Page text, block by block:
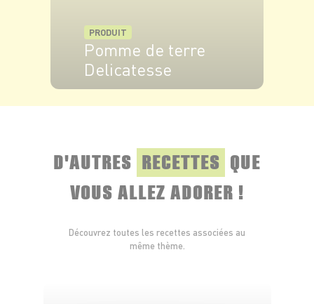
PRODUIT
Pomme de terre
Delicatesse
D'AUTRES RECETTES QUE
VOUS ALLEZ ADORER !
Découvrez toutes les recettes associées au
même thème.